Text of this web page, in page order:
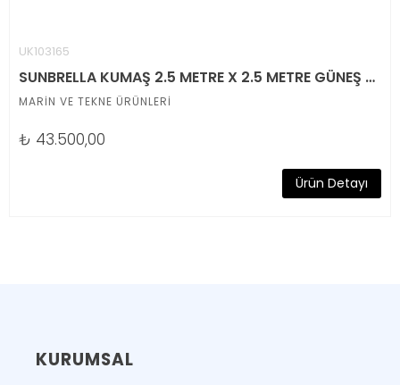
UK103165
SUNBRELLA KUMAŞ 2.5 METRE X 2.5 METRE GÜNEŞ AÇISINA GÖRE DÖNEBİLEN YATAY VEYA DİKEY ŞEMSİYE
MARİN VE TEKNE ÜRÜNLERİ
₺ 43.500,00
Ürün Detayı
KURUMSAL